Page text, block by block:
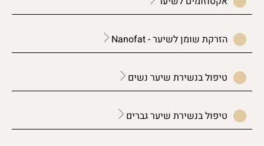
הזרקת שומן לשיער - Nanofat
טיפול בנשירת שיער נשים
טיפול בנשירת שיער גברים